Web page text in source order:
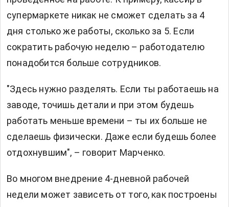
супермаркете никак не сможет сделать за 4
дня столько же работы, сколько за 5. Если
сократить рабочую неделю – работодателю
понадобится больше сотрудников.
"Здесь нужно разделять. Если ты работаешь на
заводе, точишь детали и при этом будешь
работать меньше времени – ты их больше не
сделаешь физически. Даже если будешь более
отдохнувшим", – говорит Марченко.
Во многом внедрение 4-дневной рабочей
недели может зависеть от того, как построены